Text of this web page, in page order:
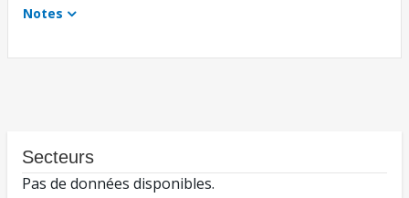
Notes
Secteurs
Pas de données disponibles.